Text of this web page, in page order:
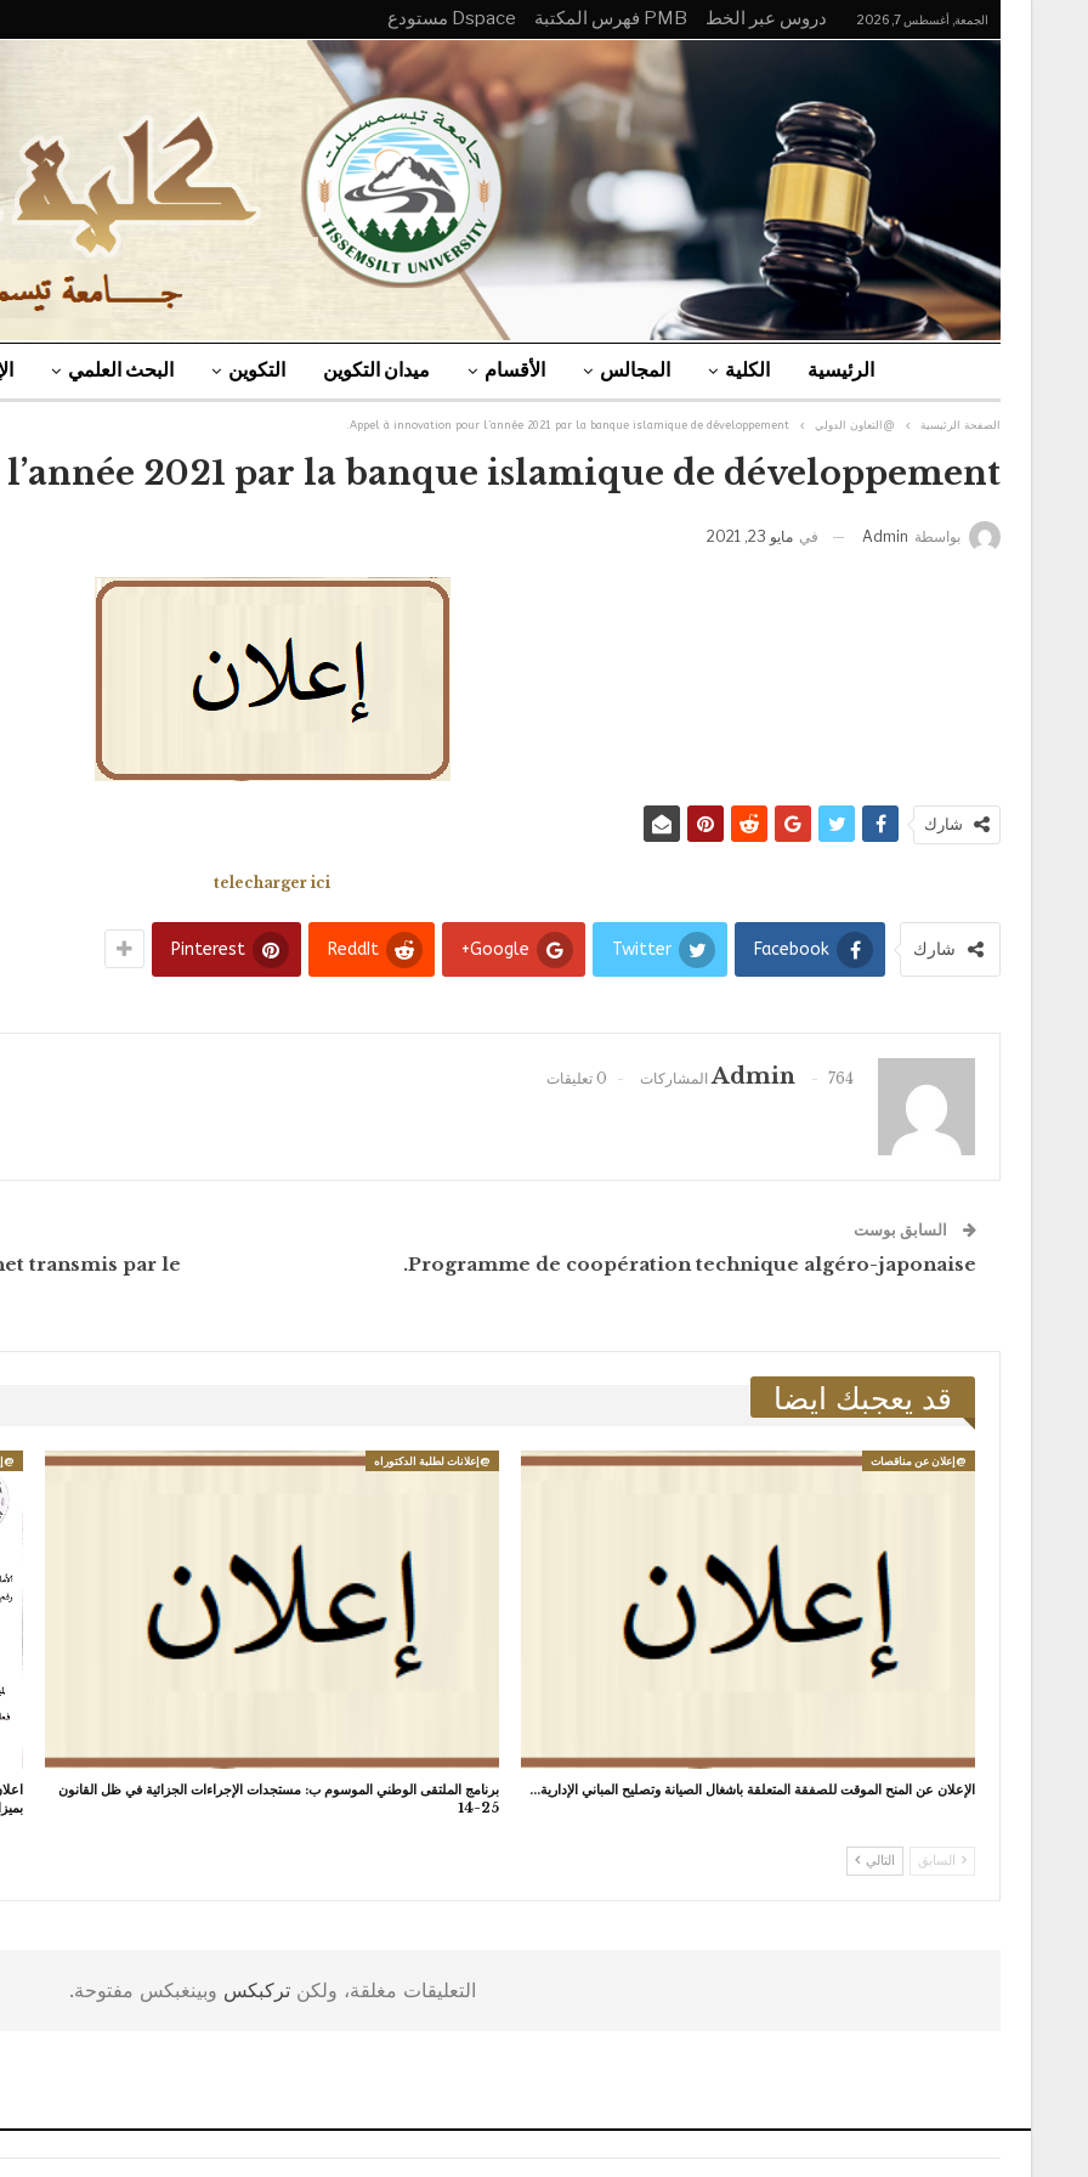
الجمعة, أغسطس 7, 2026 دروس عبر الخط PMB فهرس المكتبة Dspace مستودع
الرئيسية الكلية المجالس الأقسام ميدان التكوين التكوين البحث العلمي
الصفحة الرئيسية @التعاون الدولي Appel à innovation pour l’année 2021 par la banque islamique de développement.
2021 par la banque islamique de développement.
بواسطة Admin في مايو 23, 2021
شارك
telecharger ici
شارك Facebook
Twitter
Google+
ReddIt
Pinterest
Admin 764 المشاركات 0 تعليقات
السابق بوست
Programme de coopération technique algéro-japonaise.
transmis par le
قد يعجبك ايضا
@إعلان عن مناقصات
الإعلان عن المنح الموقت للصفقة المتعلقة باشغال الصيانة وتصليح المباني الإدارية…
@إعلانات لطلبة الدكتوراه
برنامج الملتقى الوطني الموسوم ب: مستجدات الإجراءات الجزائية في ظل القانون
25-14
السابق التالي
التعليقات مغلقة، ولكنتركبكس وبينغبكس مفتوحة.